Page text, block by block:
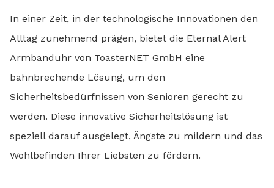
In einer Zeit, in der technologische Innovationen den
Alltag zunehmend prägen, bietet die Eternal Alert
Armbanduhr von ToasterNET GmbH eine
bahnbrechende Lösung, um den
Sicherheitsbedürfnissen von Senioren gerecht zu
werden. Diese innovative Sicherheitslösung ist
speziell darauf ausgelegt, Ängste zu mildern und das
Wohlbefinden Ihrer Liebsten zu fördern.